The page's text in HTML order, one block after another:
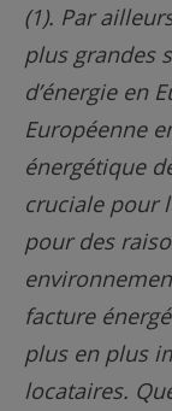
(1). Par
plus grandes
d’énergie en
Européenne
énergétique
cruciale pour
pour des
facture
plus en plus
locataires.